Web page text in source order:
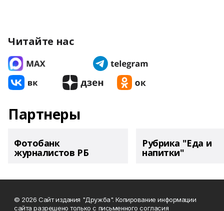
Читайте нас
Партнеры
Фотобанк
журналистов РБ
Рубрика "Еда и
напитки"
© 2026 Сайт издания "Дружба". Копирование информации
сайта разрешено только с письменного согласия